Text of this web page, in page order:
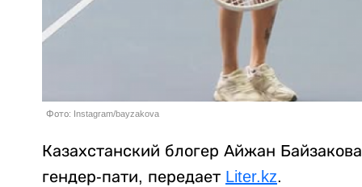
Фото: Instagram/bayzakova
Казахстанский блогер Айжан
гендер-пати, передает Liter.kz.